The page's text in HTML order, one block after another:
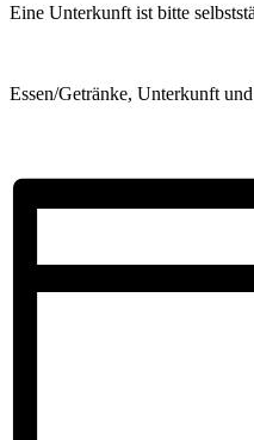
Eine Unterkunft ist bitte
Essen/Getränke, Unterkunft